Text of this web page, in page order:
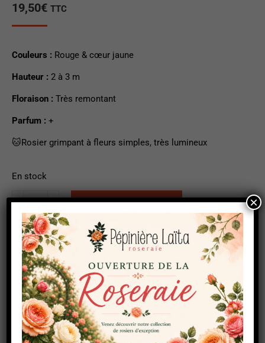
19,50€ TTC
Couleurs : Rouge & cœur jaune
Hauteur : 2 à 3 m
Floraison : Très remontant
Parfum : +
🐱Rosier grimpant à fleurs simples, très lumineux
En stock
quantité
Cocktail
Ajouter au panier
Catégorie :Grimpants
Description
Informations complémentaires
×